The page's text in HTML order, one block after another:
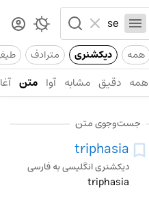
همه دیکشنری مترادف
همه دقیق مشابه آوا متن
جست‌وجوی متن
triphasia
دیکشنری انگلیسی به فارسی
triphasia